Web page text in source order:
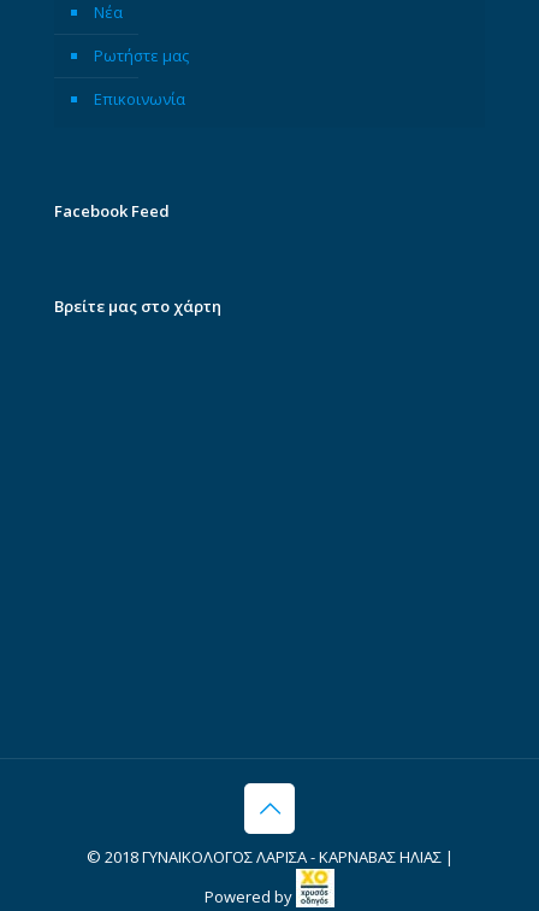
Νέα
Ρωτήστε μας
Επικοινωνία
Facebook Feed
Βρείτε μας στο χάρτη
© 2018 ΓΥΝΑΙΚΟΛΟΓΟΣ ΛΑΡΙΣΑ - ΚΑΡΝΑΒΑΣ ΗΛΙΑΣ |
Powered by